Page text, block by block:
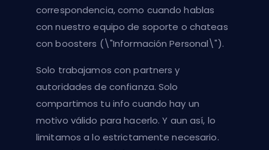
correspondencia, como cuando hablas
con nuestro equipo de soporte o chateas
con boosters (\"Información Personal\").
Solo trabajamos con partners y
autoridades de confianza. Solo
compartimos tu info cuando hay un
motivo válido para hacerlo. Y aun así, lo
limitamos a lo estrictamente necesario.